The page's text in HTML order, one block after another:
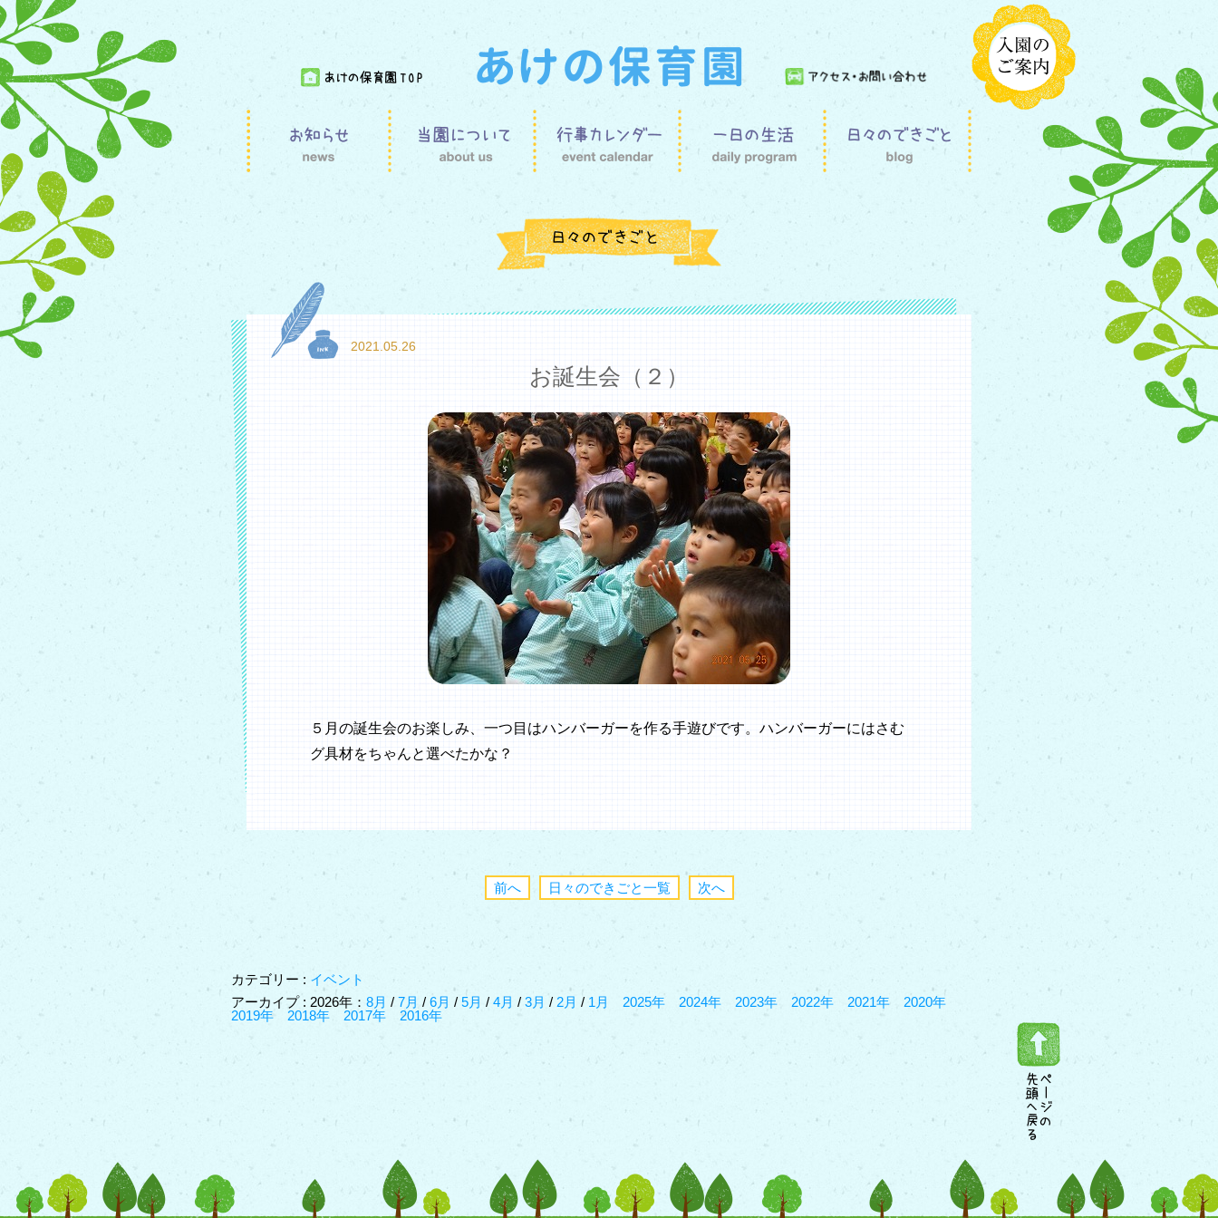
2021.05.26
お誕生会（２）
５月の誕生会のお楽しみ、一つ目はハンバーガーを作る手遊びです。ハンバーガーにはさむ
グ具材をちゃんと選べたかな？
前へ 日々のできごと一覧 次へ
カテゴリー : イベント
アーカイプ : 2026年： 8月 / 7月 / 6月 / 5月 / 4月 / 3月 / 2月 / 1月 2025年 2024年 2023年 2022年 2021年
2020年
2019年
2018年 2017年 2016年